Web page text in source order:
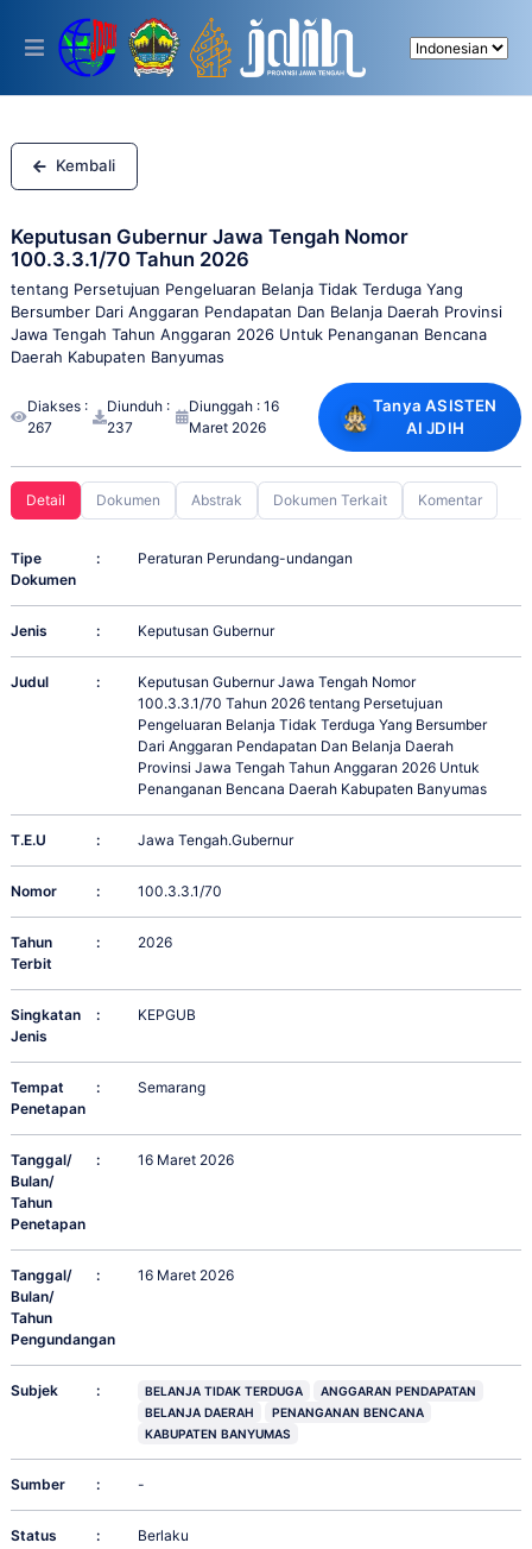
This
includes
accessibility
system.
Kembali
Keputusan Gubernur Jawa Tengah Nomor
100.3.3.1/70 Tahun 2026
tentang Persetujuan Pengeluaran Belanja Tidak Terduga Yang
Bersumber Dari Anggaran Pendapatan Dan Belanja Daerah Provinsi
Jawa Tengah Tahun Anggaran 2026 Untuk Penanganan Bencana
Daerah Kabupaten Banyumas
Diakses :
267
Diunduh :
237
Diunggah : 16
Maret 2026
Tanya ASISTEN
AI JDIH
Detail Dokumen Abstrak Dokumen Terkait Komentar
Tipe
Dokumen
: Peraturan Perundang-undangan
Jenis : Keputusan Gubernur
Judul :
Keputusan Gubernur Jawa Tengah Nomor
100.3.3.1/70 Tahun 2026 tentang Persetujuan
Pengeluaran Belanja Tidak Terduga Yang Bersumber
Dari Anggaran Pendapatan Dan Belanja Daerah
Provinsi Jawa Tengah Tahun Anggaran 2026 Untuk
Penanganan Bencana Daerah Kabupaten Banyumas
T.E.U : Jawa Tengah.Gubernur
Nomor : 100.3.3.1/70
Tahun
Terbit
: 2026
Singkatan
Jenis
: KEPGUB
Tempat
Penetapan
: Semarang
Tanggal/
Bulan/
Tahun
Penetapan
: 16 Maret 2026
Tanggal/
Bulan/
Tahun
Pengundangan
: 16 Maret 2026
Subjek : BELANJA TIDAK TERDUGA
ANGGARAN PENDAPATAN
BELANJA DAERAH
PENANGANAN BENCANA
KABUPATEN BANYUMAS
Sumber : -
Status : Berlaku